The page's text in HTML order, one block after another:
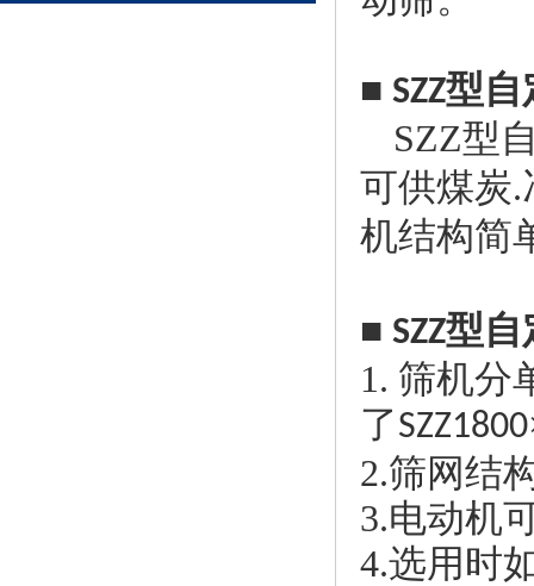
■ SZZ型自
SZZ型
可供煤炭.
机结构简
■ SZZ型自
1. 筛机分
了SZZ1800
2.筛网结
3.电动机
4.选用时